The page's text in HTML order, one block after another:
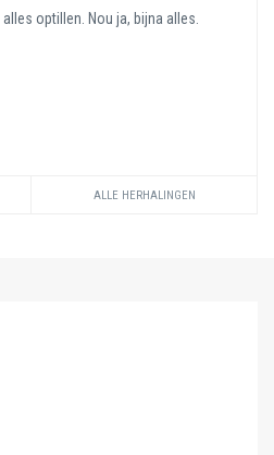
optillen. Nou ja, bijna alles.
ALLE HERHALINGEN